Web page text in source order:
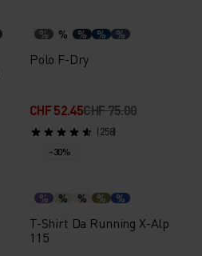
% % % % %
Polo F-Dry
CHF 52.45CHF 75.00
(258)
-30%
% % % % %
T-Shirt Da Running X-Alp
115